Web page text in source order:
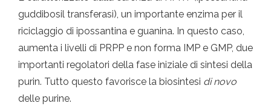
guddibosil transferasi), un importante enzima per il
riciclaggio di ipossantina e guanina. In questo caso,
aumenta i livelli di PRPP e non forma IMP e GMP, due
importanti regolatori della fase iniziale di sintesi della
purin. Tutto questo favorisce la biosintesi di novo
delle purine.